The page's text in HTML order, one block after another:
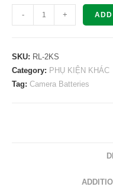
đôi
RL-
2KS
V-
- +
SKU: RL-2KS
Category: PHỤ KIỆN KHÁC
Tag: Camera Batteries